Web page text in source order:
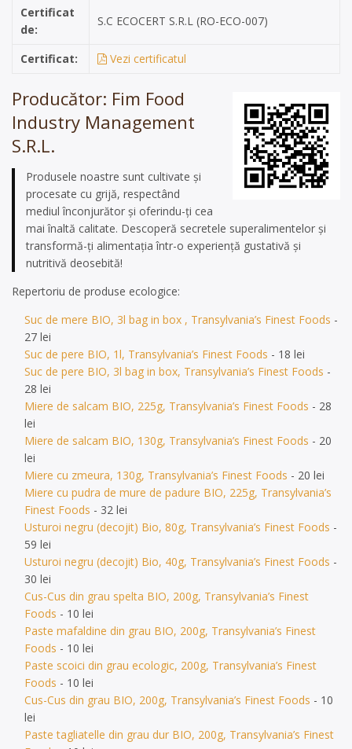
Certificat
de:
S.C ECOCERT S.R.L (RO-ECO-007)
Certificat: Vezi certificatul
Producător: Fim Food
Industry Management
S.R.L.
Produsele noastre sunt cultivate și
procesate cu grijă, respectând
mediul înconjurător și oferindu-ți cea
mai înaltă calitate. Descoperă secretele superalimentelor și
transformă-ți alimentația într-o experiență gustativă și
nutritivă deosebită!
Repertoriu de produse ecologice:
Suc de mere BIO, 3l bag in box , Transylvania’s Finest Foods -
27 lei
Suc de pere BIO, 1l, Transylvania’s Finest Foods - 18 lei
Suc de pere BIO, 3l bag in box, Transylvania’s Finest Foods -
28 lei
Miere de salcam BIO, 225g, Transylvania’s Finest Foods - 28
lei
Miere de salcam BIO, 130g, Transylvania’s Finest Foods - 20
lei
Miere cu zmeura, 130g, Transylvania’s Finest Foods - 20 lei
Miere cu pudra de mure de padure BIO, 225g, Transylvania’s
Finest Foods - 32 lei
Usturoi negru (decojit) Bio, 80g, Transylvania’s Finest Foods -
59 lei
Usturoi negru (decojit) Bio, 40g, Transylvania’s Finest Foods -
30 lei
Cus-Cus din grau spelta BIO, 200g, Transylvania’s Finest
Foods - 10 lei
Paste mafaldine din grau BIO, 200g, Transylvania’s Finest
Foods - 10 lei
Paste scoici din grau ecologic, 200g, Transylvania’s Finest
Foods - 10 lei
Cus-Cus din grau BIO, 200g, Transylvania’s Finest Foods - 10
lei
Paste tagliatelle din grau dur BIO, 200g, Transylvania’s Finest